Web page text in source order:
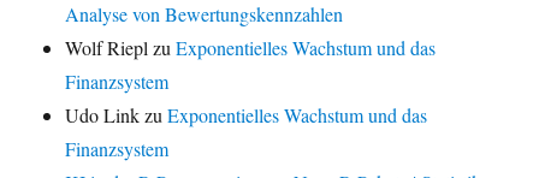
Analyse von Bewertungskennzahlen
Wolf Riepl zuExponentielles Wachstum und das
Finanzsystem
Udo LinkzuExponentielles Wachstum und das
Finanzsystem